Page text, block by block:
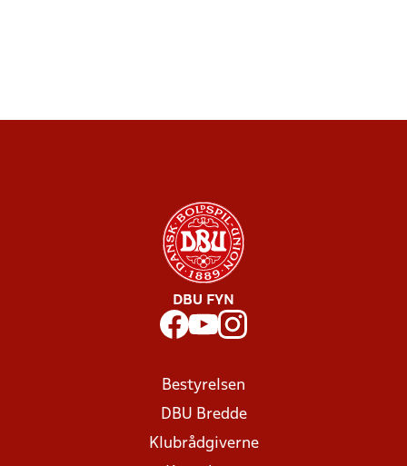
DBU FYN
Bestyrelsen
DBU Bredde
Klubrådgiverne